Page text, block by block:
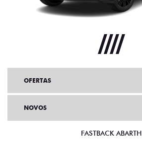
OFERTAS
NOVOS
FASTBACK ABARTH